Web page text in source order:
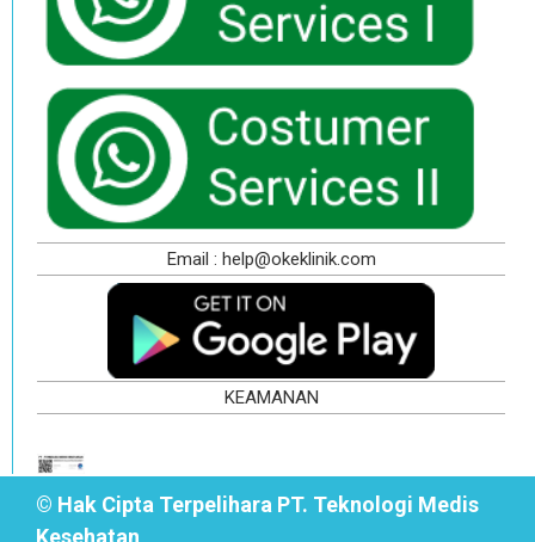
Email : help@okeklinik.com
KEAMANAN
© Hak Cipta Terpelihara PT. Teknologi Medis
Kesehatan